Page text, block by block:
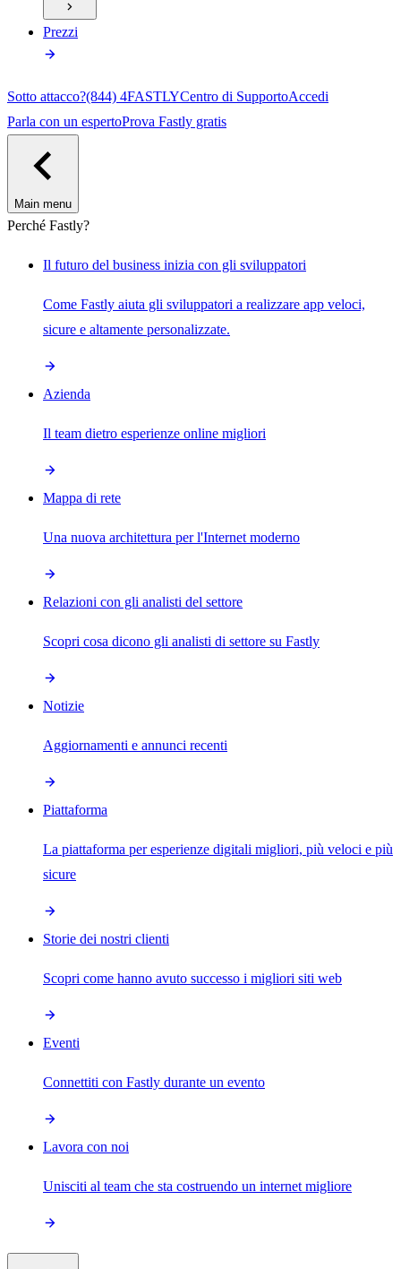
Prezzi
Sotto attacco?(844) 4FASTLYCentro di SupportoAccedi
Parla con un espertoProva Fastly gratis
Main menu
Perché Fastly?
Il futuro del business inizia con gli sviluppatori
Come Fastly aiuta gli sviluppatori a realizzare app veloci,
sicure e altamente personalizzate.
Azienda
Il team dietro esperienze online migliori
Mappa di rete
Una nuova architettura per l'Internet moderno
Relazioni con gli analisti del settore
Scopri cosa dicono gli analisti di settore su Fastly
Notizie
Aggiornamenti e annunci recenti
Piattaforma
La piattaforma per esperienze digitali migliori, più veloci e più
sicure
Storie dei nostri clienti
Scopri come hanno avuto successo i migliori siti web
Eventi
Connettiti con Fastly durante un evento
Lavora con noi
Unisciti al team che sta costruendo un internet migliore